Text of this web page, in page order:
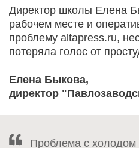
Директор школы Елена
рабочем месте и
проблему altapress.ru,
потеряла голос от
Елена Быкова,
директор
Проблема с холодом